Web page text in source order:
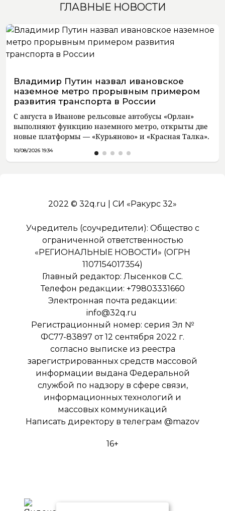
ГЛАВНЫЕ НОВОСТИ
Владимир Путин назвал ивановское
наземное метро прорывным примером
развития транспорта в России
С августа в Иванове рельсовые автобусы «Орлан»
выполняют функцию наземного метро, открыты две
новые платформы — «Курьяново» и «Красная Талка».
10/08/2026 19:34
2022 © 32q.ru | СИ «Ракурс 32»
Учредитель (соучредители): Общество с
ограниченной ответственностью
«РЕГИОНАЛЬНЫЕ НОВОСТИ» (ОГРН
1107154017354)
Главный редактор: Лысенков С.С.
Телефон редакции: +79803331660
Электронная почта редакции:
info@32q.ru
Регистрационный номер: серия Эл №
ФС77-83897 от 12 сентября 2022 г.
согласно выписке из реестра
зарегистрированных средств массовой
информации выдана Федеральной
службой по надзору в сфере связи,
информационных технологий и
массовых коммуникаций
Написать директору в телеграм @mazov
16+